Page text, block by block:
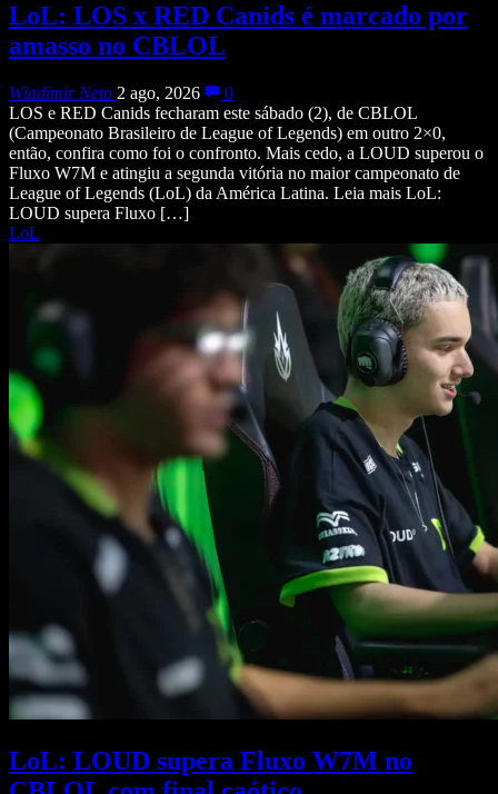
LoL: LOS x RED Canids é marcado por
amasso no CBLOL
Wladimir Neto 2 ago, 2026
0
LOS e RED Canids fecharam este sábado (2), de CBLOL
(Campeonato Brasileiro de League of Legends) em outro 2×0,
então, confira como foi o confronto. Mais cedo, a LOUD superou o
Fluxo W7M e atingiu a segunda vitória no maior campeonato de
League of Legends (LoL) da América Latina. Leia mais LoL:
LOUD supera Fluxo […]
LoL
LoL: LOUD supera Fluxo W7M no